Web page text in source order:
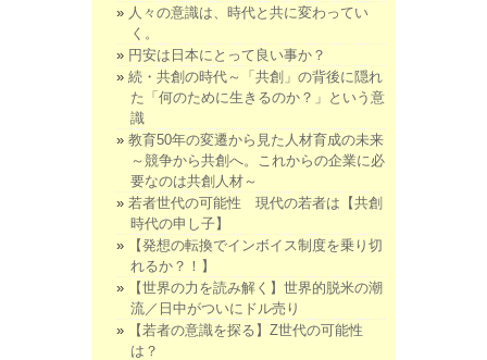
人々の意識は、時代と共に変わってい
く。
円安は日本にとって良い事か？
続・共創の時代～「共創」の背後に隠れ
た「何のために生きるのか？」という意
識
教育50年の変遷から見た人材育成の未来
～競争から共創へ。これからの企業に必
要なのは共創人材～
若者世代の可能性 現代の若者は【共創
時代の申し子】
【発想の転換でインボイス制度を乗り切
れるか？！】
【世界の力を読み解く】世界的脱米の潮
流／日中がついにドル売り
【若者の意識を探る】Z世代の可能性
は？